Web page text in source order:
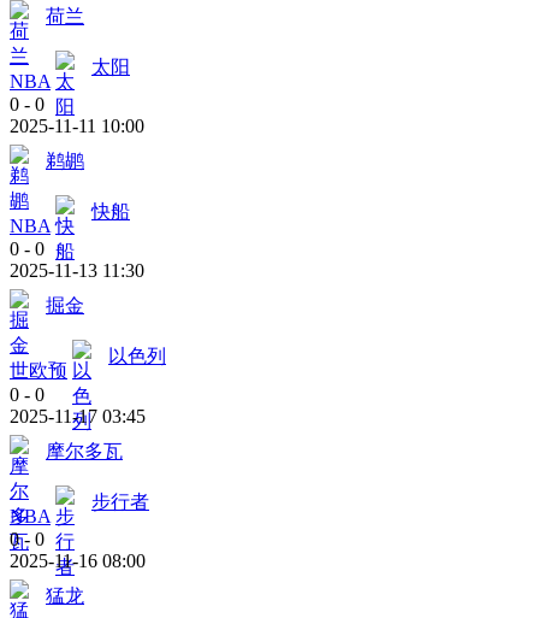
荷兰
NBA
太阳
0 - 0
2025-11-11 10:00
鹈鹕
NBA
快船
0 - 0
2025-11-13 11:30
掘金
世欧预
以色列
0 - 0
2025-11-17 03:45
摩尔多瓦
NBA
步行者
0 - 0
2025-11-16 08:00
猛龙